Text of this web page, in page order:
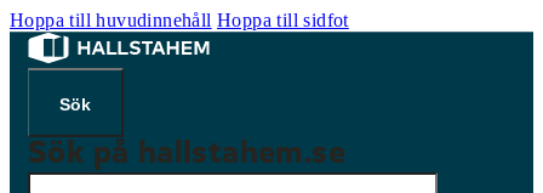
Hoppa till huvudinnehåll Hoppa till sidfot
Sök på hallstahem.se
Sök